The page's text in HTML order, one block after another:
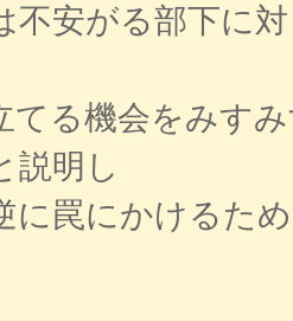
不安がる部下に
てる機会をみす
説明し
に罠にかけるた